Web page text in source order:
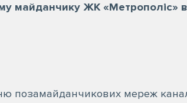
майданчику ЖК «Метрополіс»
позамайданчикових мереж